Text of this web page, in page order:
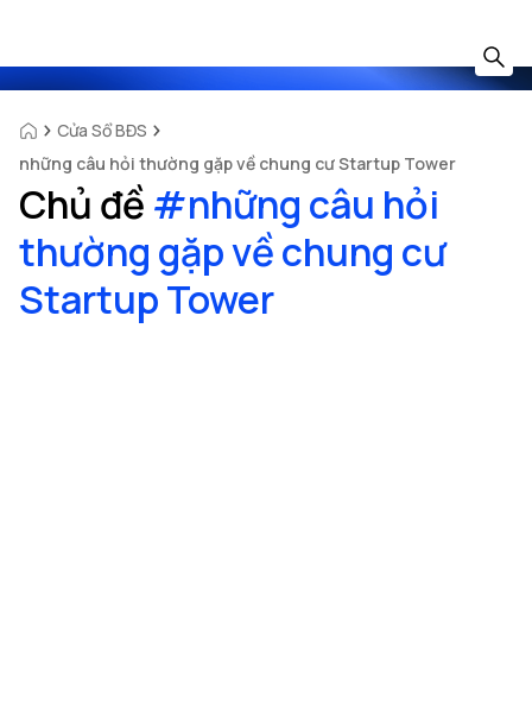
Cửa Sổ BĐS
những câu hỏi thường gặp về chung cư Startup Tower
Chủ đề #những câu hỏi
thường gặp về chung cư
Startup Tower